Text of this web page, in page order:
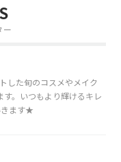
ー
した旬のコスメやメイク
。いつもより輝けるキレ
きます★